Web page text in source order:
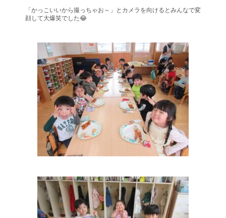
「かっこいいから撮っちゃお～」とカメラを向けるとみんなで変
顔して大爆笑でした😂